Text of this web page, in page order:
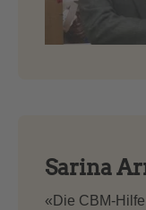
Sarina
«Die CBM-